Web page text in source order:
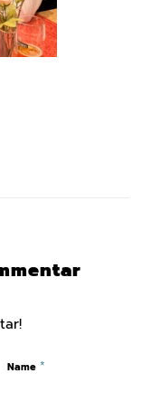
Name *